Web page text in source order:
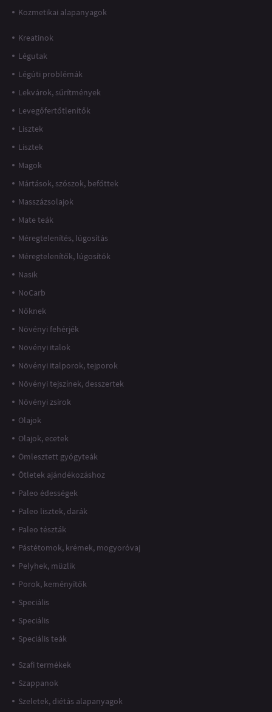
Kozmetikai alapanyagok
Kreatinok
Légutak
Légúti problémák
Lekvárok, sűrítmények
Levegőfertőtlenítők
Lisztek
Lisztek
Magok
Mártások, szószok, befőttek
Masszázsolajok
Mate teák
Méregtelenítés, lúgosítás
Méregtelenítők, lúgosítók
Nasik
NoCarb
Nőknek
Növényi fehérjék
Növényi italok
Növényi italporok, tejporok
Növényi tejszínek, desszertek
Növényi zsírok
Olajok
Olajok, ecetek
Ömlesztett gyógyteák
Ötletek ajándékozáshoz
Paleo édességek
Paleo lisztek, darák
Paleo tészták
Pástétomok, krémek, mogyoróvaj
Pelyhek, müzlik
Porok, keményítők
Speciális
Speciális
Speciális teák
Szafi termékek
Szappanok
Szeletek, diétás alapanyagok